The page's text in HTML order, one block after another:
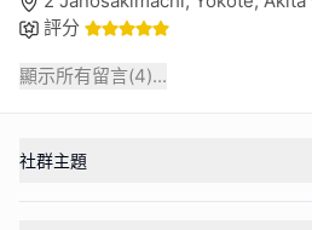
評分
顯示所有留言(4)...
社群主題